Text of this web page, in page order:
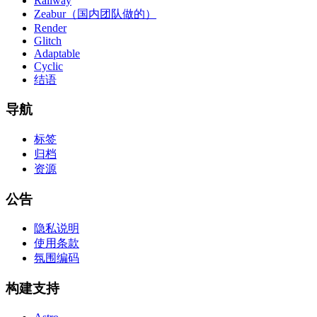
Zeabur（国内团队做的）
Render
Glitch
Adaptable
Cyclic
结语
导航
标签
归档
资源
公告
隐私说明
使用条款
氛围编码
构建支持